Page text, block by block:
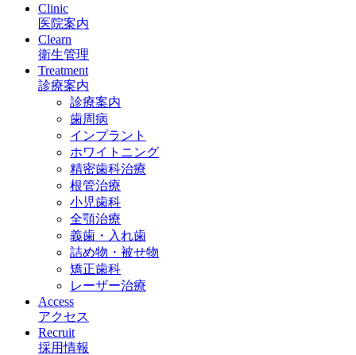
Clinic
医院案内
Clearn
衛生管理
Treatment
診療案内
診療案内
歯周病
インプラント
ホワイトニング
精密歯科治療
根管治療
小児歯科
全顎治療
義歯・入れ歯
詰め物・被せ物
矯正歯科
レーザー治療
Access
アクセス
Recruit
採用情報